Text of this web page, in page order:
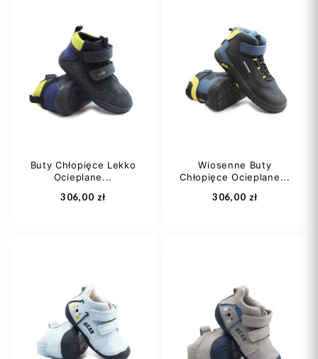
23
25
26 +4
Dodaj do koszyka
25 29
Dodaj do koszyka
Buty Chłopięce Lekko
Ocieplane...
306,00 zł
28
30
31
Wiosenne Buty
Chłopięce Ocieplane...
306,00 zł
29
30
31